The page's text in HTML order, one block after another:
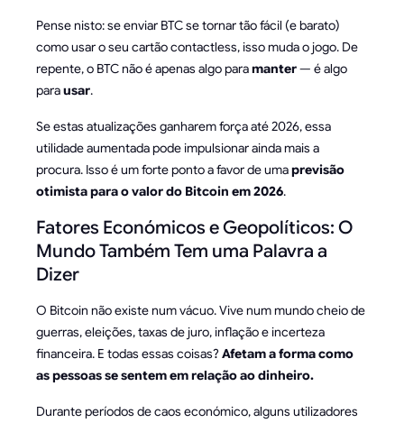
Pense nisto: se enviar BTC se tornar tão fácil (e barato)
como usar o seu cartão contactless, isso muda o jogo. De
repente, o BTC não é apenas algo paramanter— é algo
parausar.
Se estas atualizações ganharem força até 2026, essa
utilidade aumentada pode impulsionar ainda mais a
procura. Isso é um forte ponto a favor de umaprevisão
otimista para o valor do Bitcoin em 2026.
Fatores Económicos e Geopolíticos: O
Mundo Também Tem uma Palavra a
Dizer
O Bitcoin não existe num vácuo. Vive num mundo cheio de
guerras, eleições, taxas de juro, inflação e incerteza
financeira. E todas essas coisas?Afetam a forma como
as pessoas se sentem em relação ao dinheiro.
Durante períodos de caos económico, alguns utilizadores